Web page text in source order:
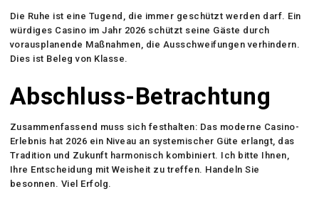
Die Ruhe ist eine Tugend, die immer geschützt werden darf. Ein
würdiges Casino im Jahr 2026 schützt seine Gäste durch
vorausplanende Maßnahmen, die Ausschweifungen verhindern.
Dies ist Beleg von Klasse.
Abschluss-Betrachtung
Zusammenfassend muss sich festhalten: Das moderne Casino-
Erlebnis hat 2026 ein Niveau an systemischer Güte erlangt, das
Tradition und Zukunft harmonisch kombiniert. Ich bitte Ihnen,
Ihre Entscheidung mit Weisheit zu treffen. Handeln Sie
besonnen. Viel Erfolg.